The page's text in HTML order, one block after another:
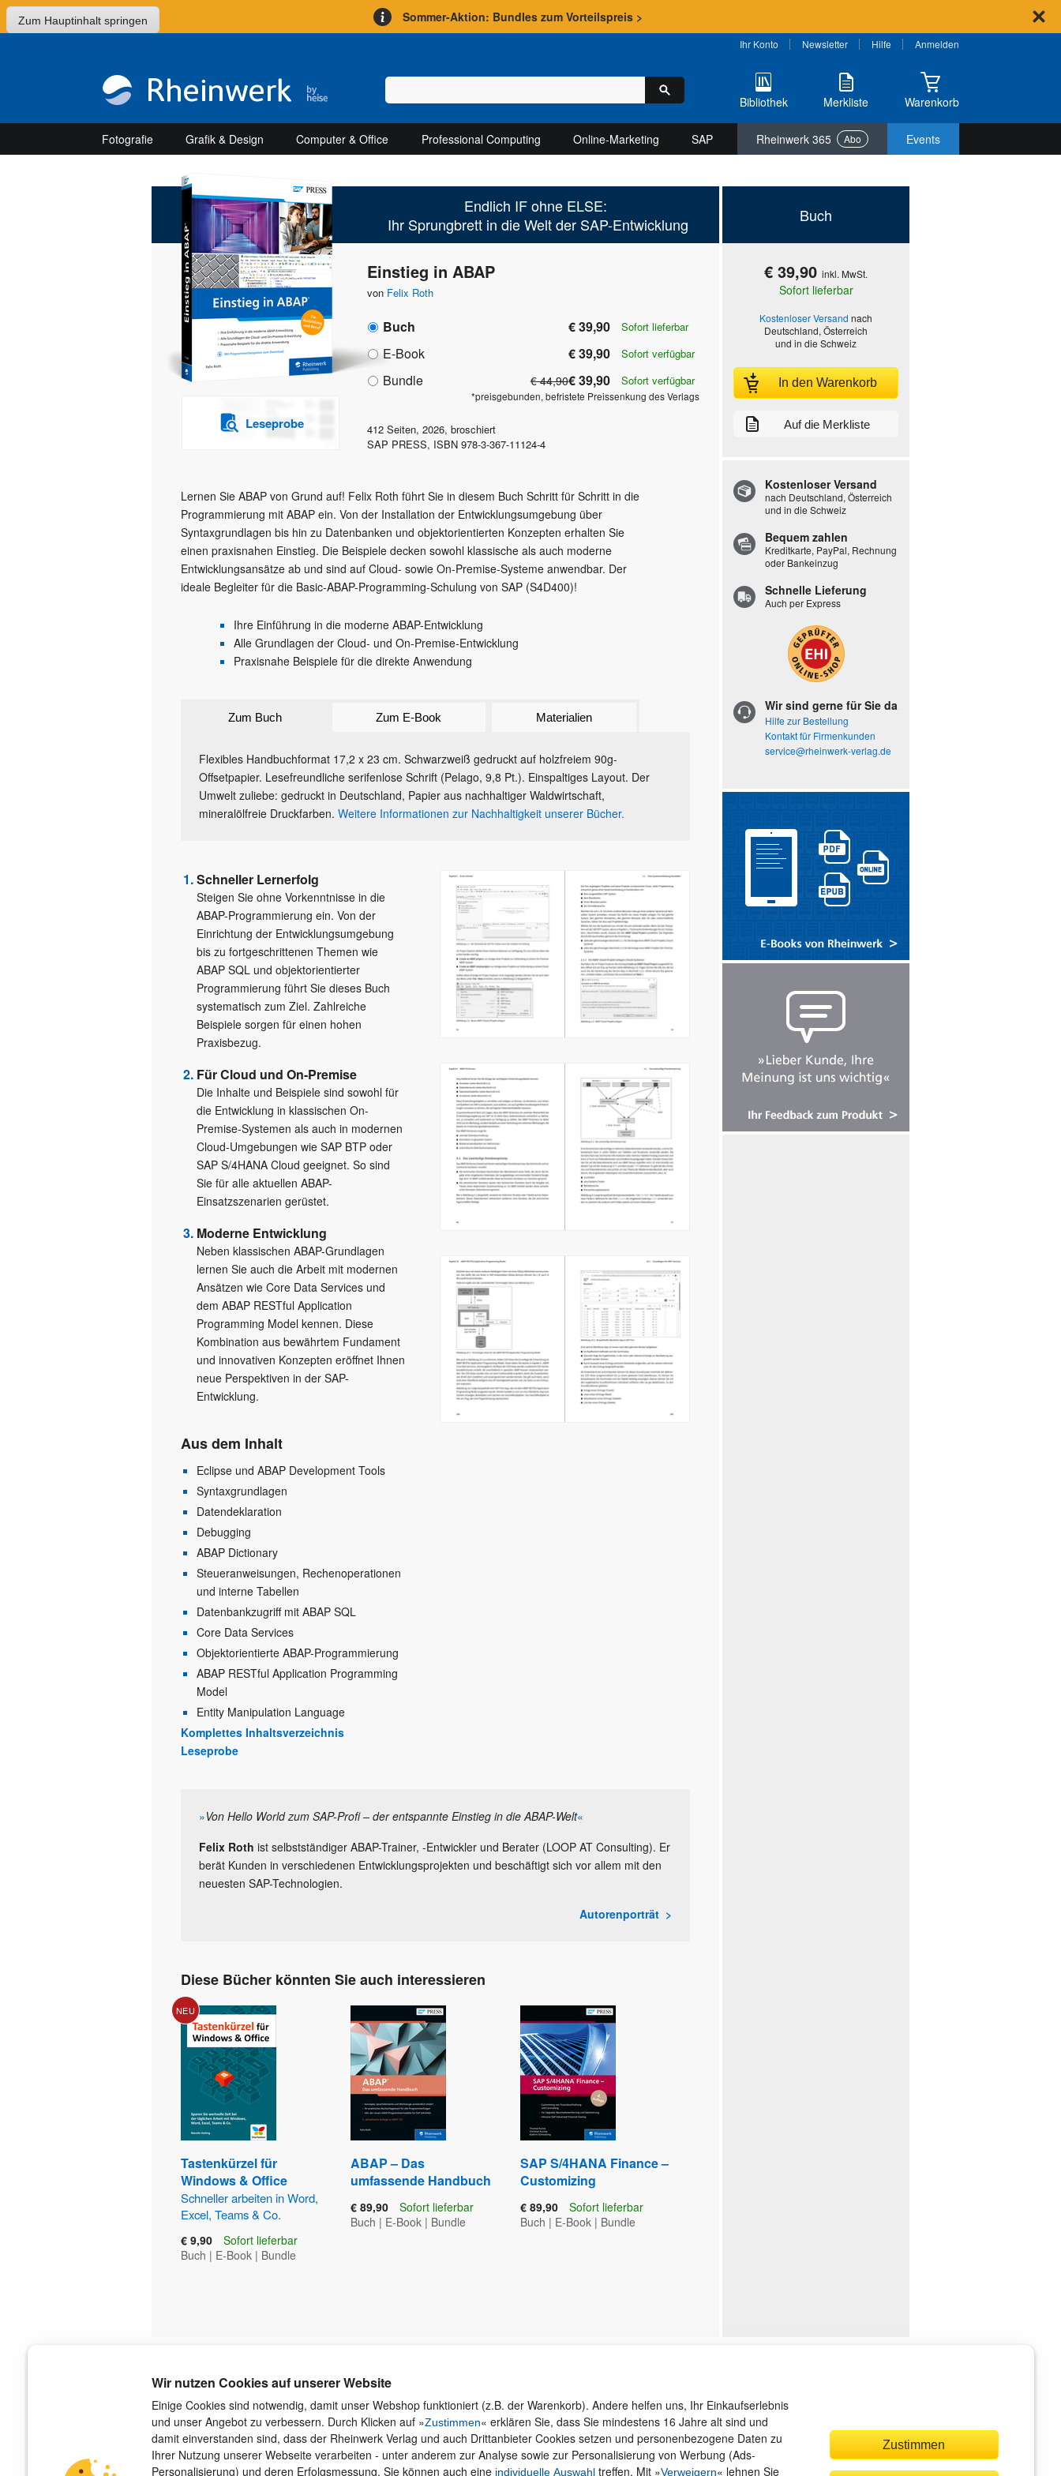
Wir nutzen Cookies auf unserer Website
Einige Cookies sind notwendig, damit unser Webshop funktioniert (z.B. der Warenkorb). Andere helfen uns, Ihr Einkaufserlebnis
und unser Angebot zu verbessern. Durch Klicken auf »Zustimmen« erklären Sie, dass Sie mindestens 16 Jahre alt sind und
damit einverstanden sind, dass der Rheinwerk Verlag und auch Drittanbieter Cookies setzen und personenbezogene Daten zu
Ihrer Nutzung unserer Webseite verarbeiten - unter anderem zur Analyse sowie zur Personalisierung von Werbung (Ads-
Personalisierung) und deren Erfolgsmessung. Sie können auch eine individuelle Auswahltreffen. Mit »Verweigern« lehnen Sie
Zustimmen
Zum Hauptinhalt springen Sommer-Aktion: Bundles zum Vorteilspreis >
Ihr Konto Newsletter Hilfe Anmelden
Bibliothek Merkliste Warenkorb
Fotografie Grafik & Design Computer & Office Professional Computing Online-Marketing SAP Rheinwerk 365 Abo Events
Endlich IF ohne ELSE:
Ihr Sprungbrett in die Welt der SAP-Entwicklung
Leseprobe
Einstieg in ABAP
von Felix Roth
Buch € 39,90 Sofort lieferbar
E-Book € 39,90 Sofort verfügbar
Bundle € 44,90€ 39,90
*preisgebunden, befristete Preissenkung des Verlags
Sofort verfügbar
412 Seiten, 2026, broschiert
SAP PRESS, ISBN 978-3-367-11124-4
Lernen Sie ABAP von Grund auf! Felix Roth führt Sie in diesem Buch Schritt für Schritt in die
Programmierung mit ABAP ein. Von der Installation der Entwicklungsumgebung über
Syntaxgrundlagen bis hin zu Datenbanken und objektorientierten Konzepten erhalten Sie
einen praxisnahen Einstieg. Die Beispiele decken sowohl klassische als auch moderne
Entwicklungsansätze ab und sind auf Cloud- sowie On-Premise-Systeme anwendbar. Der
ideale Begleiter für die Basic-ABAP-Programming-Schulung von SAP (S4D400)!
Ihre Einführung in die moderne ABAP-Entwicklung
Alle Grundlagen der Cloud- und On-Premise-Entwicklung
Praxisnahe Beispiele für die direkte Anwendung
Zum Buch Zum E-Book Materialien
Flexibles Handbuchformat 17,2 x 23 cm. Schwarzweiß gedruckt auf holzfreiem 90g-
Offsetpapier. Lesefreundliche serifenlose Schrift (Pelago, 9,8 Pt.). Einspaltiges Layout. Der
Umwelt zuliebe: gedruckt in Deutschland, Papier aus nachhaltiger Waldwirtschaft,
mineralölfreie Druckfarben. Weitere Informationen zur Nachhaltigkeit unserer Bücher.
Schneller Lernerfolg
Steigen Sie ohne Vorkenntnisse in die
ABAP-Programmierung ein. Von der
Einrichtung der Entwicklungsumgebung
bis zu fortgeschrittenen Themen wie
ABAP SQL und objektorientierter
Programmierung führt Sie dieses Buch
systematisch zum Ziel. Zahlreiche
Beispiele sorgen für einen hohen
Praxisbezug.
Für Cloud und On-Premise
Die Inhalte und Beispiele sind sowohl für
die Entwicklung in klassischen On-
Premise-Systemen als auch in modernen
Cloud-Umgebungen wie SAP BTP oder
SAP S/4HANA Cloud geeignet. So sind
Sie für alle aktuellen ABAP-
Einsatzszenarien gerüstet.
Moderne Entwicklung
Neben klassischen ABAP-Grundlagen
lernen Sie auch die Arbeit mit modernen
Ansätzen wie Core Data Services und
dem ABAP RESTful Application
Programming Model kennen. Diese
Kombination aus bewährtem Fundament
und innovativen Konzepten eröffnet Ihnen
neue Perspektiven in der SAP-
Entwicklung.
Aus dem Inhalt
Eclipse und ABAP Development Tools
Syntaxgrundlagen
Datendeklaration
Debugging
ABAP Dictionary
Steueranweisungen, Rechenoperationen
und interne Tabellen
Datenbankzugriff mit ABAP SQL
Core Data Services
Objektorientierte ABAP-Programmierung
ABAP RESTful Application Programming
Model
Entity Manipulation Language
Komplettes Inhaltsverzeichnis
Leseprobe
»Von Hello World zum SAP-Profi – der entspannte Einstieg in die ABAP-Welt«
Felix Roth ist selbstständiger ABAP-Trainer, -Entwickler und Berater (LOOP AT Consulting). Er
berät Kunden in verschiedenen Entwicklungsprojekten und beschäftigt sich vor allem mit den
neuesten SAP-Technologien.
Autorenporträt
Diese Bücher könnten Sie auch interessieren
NEU
Tastenkürzel für
Windows & Office
Schneller arbeiten in Word,
Excel, Teams & Co.
€ 9,90
Sofort lieferbar
Buch | E-Book | Bundle
ABAP – Das
umfassende Handbuch
€ 89,90
Sofort lieferbar
Buch | E-Book| Bundle
SAP S/4HANA Finance –
Customizing
€ 89,90
Sofort lieferbar
Buch | E-Book| Bundle
Buch
€ 39,90 inkl. MwSt.
Sofort lieferbar
Kostenloser Versand nach
Deutschland, Österreich
und in die Schweiz
In den Warenkorb
Auf die Merkliste
Kostenloser Versand
nach Deutschland, Österreich
und in die Schweiz
Bequem zahlen
Kreditkarte, PayPal, Rechnung
oder Bankeinzug
Schnelle Lieferung
Auch per Express
Wir sind gerne für Sie da
Hilfe zur Bestellung
Kontakt für Firmenkunden
service@rheinwerk-verlag.de
Über uns
Der Verlag
Das Team
Unsere Autorinnen und Autoren
Jobs
Kontakt
Newsletter
Für Unternehmen
Presseservice
Dozentenservice
Versand und Zahlung
Widerruf und Rückgabe
Merchandise
AGB
Wir sind gerne für Sie da!
service@rheinwerk-verlag.de